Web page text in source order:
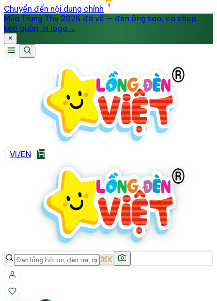
Chuyển đến nội dung chính
Mùa Trung Thu 2026 đã về — đèn ông sao, cá chép,
kéo quân, in logo →
VI/EN
⌘K